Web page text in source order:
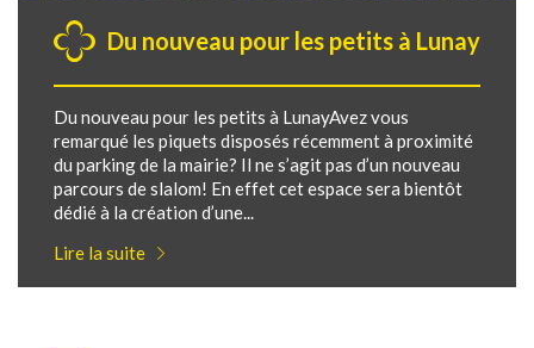
Du nouveau pour les petits à Lunay
Du nouveau pour les petits à LunayAvez vous
remarqué les piquets disposés récemment à proximité
du parking de la mairie? Il ne s’agit pas d’un nouveau
parcours de slalom! En effet cet espace sera bientôt
dédié à la création d’une...
Lire la suite